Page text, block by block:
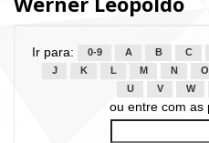
Ir para: 0-9 A B C
J
K L M N O
U
V W
ou entre com as